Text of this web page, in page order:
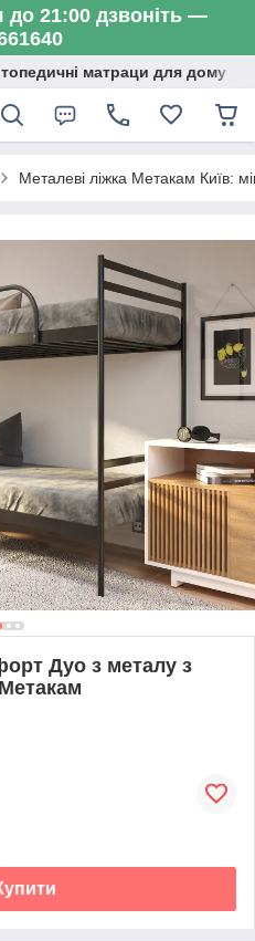
до 21:00 дзвоніть —
матраци для дому
Металеві ліжка Метакам Київ:
Дуо з металу з